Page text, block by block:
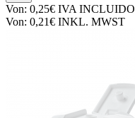
Von: 0,25€ IVA INCLUIDO
Von: 0,21€ INKL. MWST